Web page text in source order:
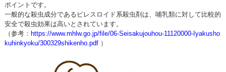
ポイントです。
一般的な殺虫成分であるピレスロイド系殺虫剤は、哺乳類に対して比較的
安全で殺虫効果は高いとされています。
（参考： https://www.mhlw.go.jp/file/06-Seisakujouhou-11120000-Iyakusho
kuhinkyoku/300329shikenho.pdf）